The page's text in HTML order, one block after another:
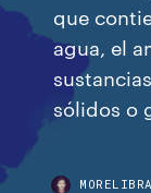
que
agua, el
sólidos o